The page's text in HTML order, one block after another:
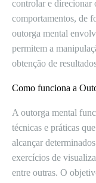
controlar e direcionar
comportamentos, de
outorga mental
permitem a
obtenção de
Como funciona a
A outorga mental
técnicas e práticas
alcançar
exercícios de
entre outras. O